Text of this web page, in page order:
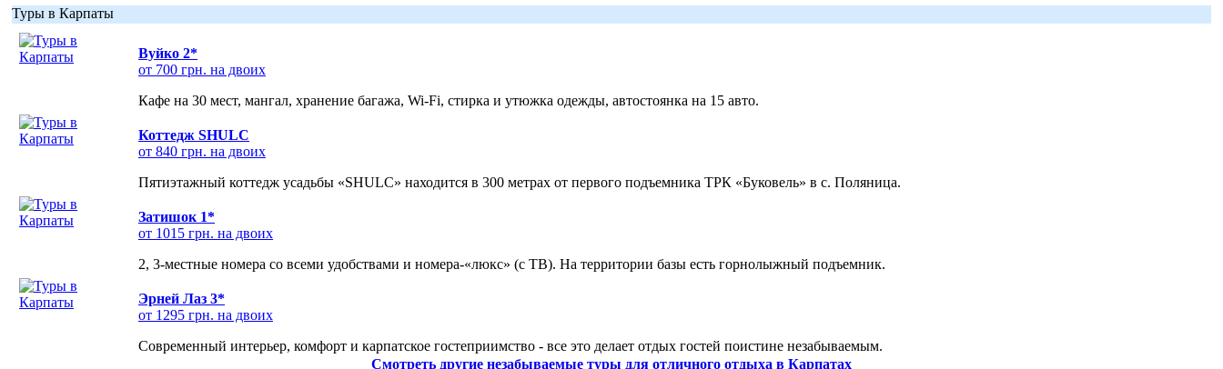
Туры в Карпаты
Вуйко 2*
от 700 грн. на двоих
Кафе на 30 мест, мангал, хранение багажа, Wi-Fi, стирка и утюжка одежды, автостоянка на 15 авто.
Коттедж SHULC
от 840 грн. на двоих
Пятиэтажный коттедж усадьбы «SHULC» находится в 300 метрах от первого подъемника ТРК «Буковель» в с. Поляница.
Затишок 1*
от 1015 грн. на двоих
2, 3-местные номера со всеми удобствами и номера-«люкс» (с ТВ). На территории базы есть горнолыжный подъемник.
Эрней Лаз 3*
от 1295 грн. на двоих
Современный интерьер, комфорт и карпатское гостеприимство - все это делает отдых гостей поистине незабываемым.
Смотреть другие незабываемые туры для отличного отдыха в Карпатах